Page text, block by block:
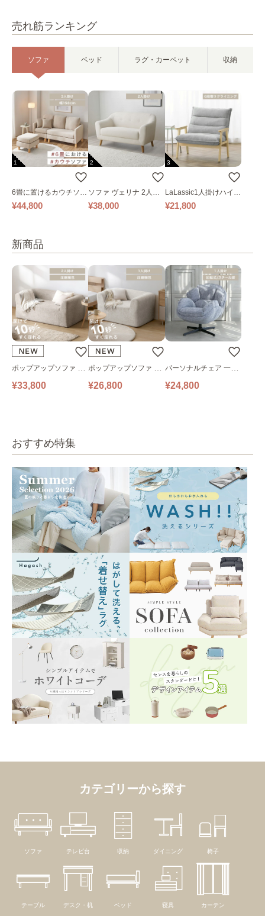
売れ筋ランキング
ソファ ベッド ラグ・カーペット 収納
1
6畳に置けるカウチソフ
ァ｜ベージュ
¥44,800
2
ソファ ヴェリナ 2人掛
け
¥38,000
3
LaLassic1人掛けハイバ
ックソファ ワイド
¥21,800
新商品
ポップアップソファ ソ
ファ フロアソファ 幅14
¥33,800
ポップアップソファ ソ
ファ フロアソファ 幅10
¥26,800
パーソナルチェア 一人
掛けソファ O’HANA ソ
¥24,800
おすすめ特集
カテゴリーから探す
ソファ テレビ台 収納 ダイニング 椅子
テーブル デスク・机 ベッド 寝具 カーテン